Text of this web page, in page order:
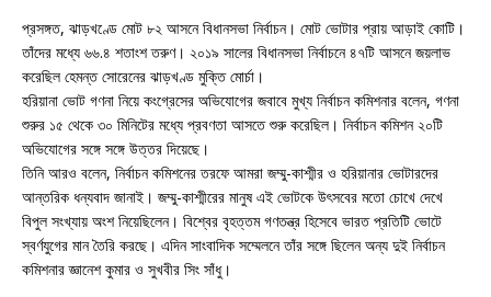
প্রসঙ্গত, ঝাড়খণ্ডে মোট ৮২ আসনে বিধানসভা নির্বাচন। মোট ভোটার প্রায় আড়াই কোটি।
তাঁদের মধ্যে ৬৬.৪ শতাংশ তরুণ। ২০১৯ সালের বিধানসভা নির্বাচনে ৪৭টি আসনে জয়লাভ
করেছিল হেমন্ত সোরেনের ঝাড়খণ্ড মুক্তি মোর্চা।
হরিয়ানা ভোট গণনা নিয়ে কংগ্রেসের অভিযোগের জবাবে মুখ্য নির্বাচন কমিশনার বলেন, গণনা
শুরুর ১৫ থেকে ৩০ মিনিটের মধ্যে প্রবণতা আসতে শুরু করেছিল। নির্বাচন কমিশন ২০টি
অভিযোগের সঙ্গে সঙ্গে উত্তর দিয়েছে।
তিনি আরও বলেন, নির্বাচন কমিশনের তরফে আমরা জম্মু-কাশ্মীর ও হরিয়ানার ভোটারদের
আন্তরিক ধন্যবাদ জানাই। জম্মু-কাশ্মীরের মানুষ এই ভোটকে উৎসবের মতো চোখে দেখে
বিপুল সংখ্যায় অংশ নিয়েছিলেন। বিশ্বের বৃহত্তম গণতন্ত্র হিসেবে ভারত প্রতিটি ভোটে
স্বর্ণযুগের মান তৈরি করছে। এদিন সাংবাদিক সম্মেলনে তাঁর সঙ্গে ছিলেন অন্য দুই নির্বাচন
কমিশনার জ্ঞানেশ কুমার ও সুখবীর সিং সাঁধু।